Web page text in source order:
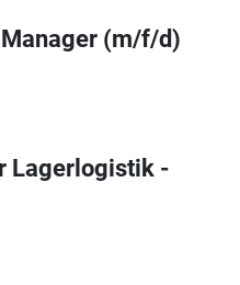
(m/f/d)
Lagerlogistik -